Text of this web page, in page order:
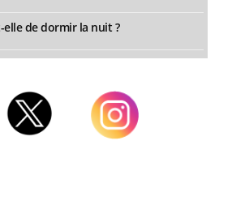
elle de dormir la nuit ?